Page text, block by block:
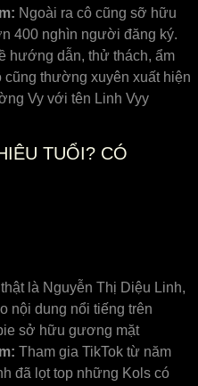
Ngoài ra cô cũng sỡ hữu
400 nghìn người đăng ký.
hướng dẫn, thử thách, ẩm
thường xuyên xuất hiện
Vy với tên Linh Vyy
TUỔI? CÓ
là Nguyễn Thị Diệu Linh,
nội dung nổi tiếng trên
sở hữu gương mặt
Tham gia TikTok từ năm
đã lọt top những Kols có